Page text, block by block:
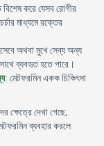
বিশেষ করে যেসব রোগীর
মাধ্যমে রক্তের
অথবা মুখে সেব্য অন্য
সাথে ব্যবহৃত হতে পারে।
: মেটফরমিনএকক চিকিৎসা
ক্ষেত্রে দেখা গেছে,
ব্যবহার করলে